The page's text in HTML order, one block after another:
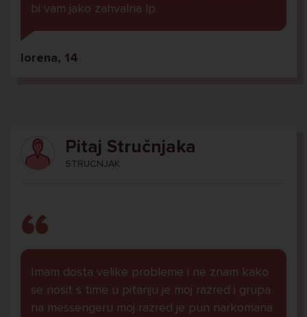
bi vam jako zahvalna lp.
lorena, 14
Pitaj Stručnjaka
STRUCNJAK
Imam dosta velike probleme i ne znam kako
se nosit s time u pitanju je moj razred i grupa
na messengeru moj razred je pun narkomana